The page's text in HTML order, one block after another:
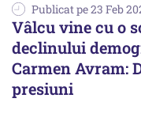
Publicat pe 23 Feb
Vâlcu vine cu o
declinului
Carmen Avram:
presiuni